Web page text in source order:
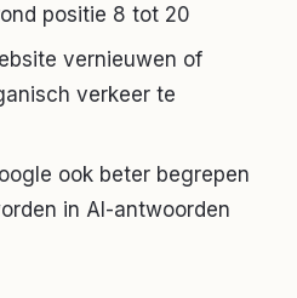
positie 8 tot 20
vernieuwen of
verkeer te
ook beter begrepen
in AI-antwoorden